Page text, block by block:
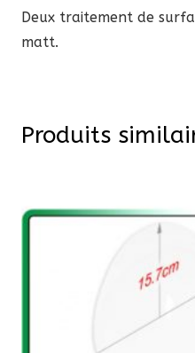
Deux traitement de
matt.
Produits